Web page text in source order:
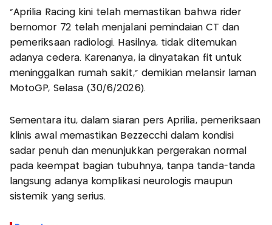
"Aprilia Racing kini telah memastikan bahwa rider
bernomor 72 telah menjalani pemindaian CT dan
pemeriksaan radiologi. Hasilnya, tidak ditemukan
adanya cedera. Karenanya, ia dinyatakan fit untuk
meninggalkan rumah sakit," demikian melansir laman
MotoGP, Selasa (30/6/2026).
Sementara itu, dalam siaran pers Aprilia, pemeriksaan
klinis awal memastikan Bezzecchi dalam kondisi
sadar penuh dan menunjukkan pergerakan normal
pada keempat bagian tubuhnya, tanpa tanda-tanda
langsung adanya komplikasi neurologis maupun
sistemik yang serius.